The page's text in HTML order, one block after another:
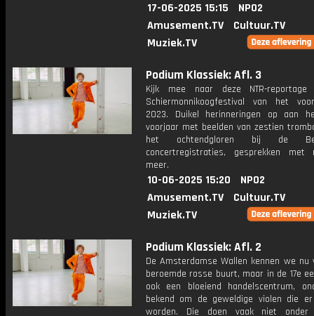
17-06-2025 15:15
NPO2
Amusement.TV
Cultuur.TV
Muziek.TV
Podium Klassiek: Afl. 3
Kijk mee naar deze NTR-
Schiermonnikoogfestival van het
2023. Duikel herinneringen op aan
voorjaar met beelden van zestien
het ochtendgloren bij de
concertregistraties, gesprekken met
meer.
10-06-2025 15:20
NPO2
Amusement.TV
Cultuur.TV
Muziek.TV
Podium Klassiek: Afl. 2
De Amsterdamse Wallen kennen we nu
beroemde rosse buurt, maar in de 17e
ook een bloeiend handelscentrum,
bekend om de geweldige violen die
worden. Die doen vaak niet